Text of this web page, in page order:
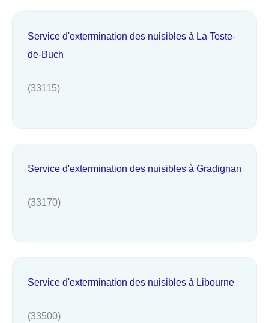
Service d'extermination des nuisibles à La Teste-
de-Buch
(33115)
Service d'extermination des nuisibles à Gradignan
(33170)
Service d'extermination des nuisibles à Libourne
(33500)